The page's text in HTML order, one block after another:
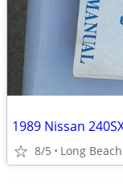
1989 Nissan
8/5 Long Beach